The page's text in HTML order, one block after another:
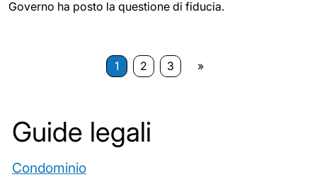
Governo ha posto la questione di fiducia.
1 2 3 »
Guide legali
Condominio